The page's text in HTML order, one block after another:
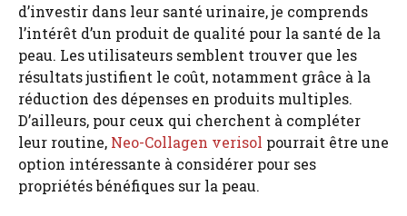
d’investir dans leur santé urinaire, je comprends
l’intérêt d’un produit de qualité pour la santé de la
peau. Les utilisateurs semblent trouver que les
résultats justifient le coût, notamment grâce à la
réduction des dépenses en produits multiples.
D’ailleurs, pour ceux qui cherchent à compléter
leur routine, Neo-Collagen verisol pourrait être une
option intéressante à considérer pour ses
propriétés bénéfiques sur la peau.